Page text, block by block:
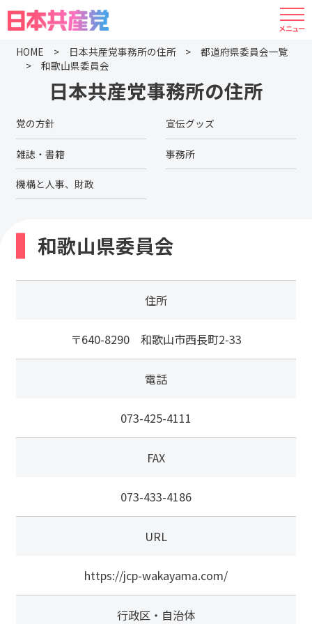
HOME 日本共産党事務所の住所
都道府県委員会一覧
和歌山県委員会
日本共産党事務所の住所
党の方針 宣伝グッズ
雑誌・書籍 事務所
機構と人事、財政
和歌山県委員会
住所
〒640-8290 和歌山市西長町2-33
電話
073-425-4111
FAX
073-433-4186
URL
https://jcp-wakayama.com/
行政区・自治体